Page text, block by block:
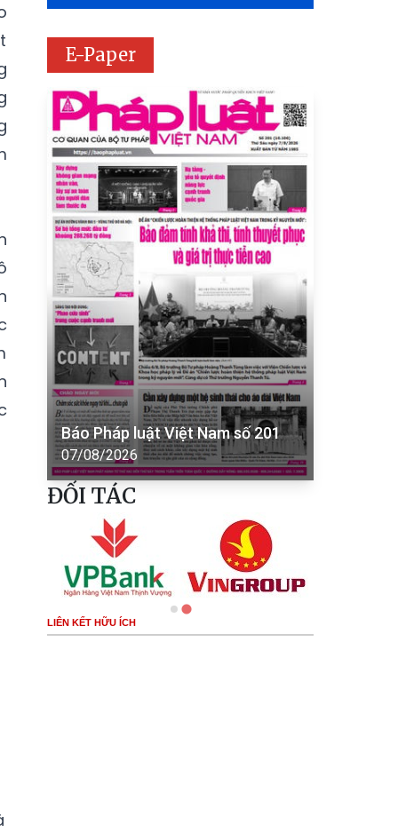
E-Paper
Báo Pháp luật Việt Nam số 201
07/08/2026
ĐỐI TÁC
LIÊN KẾT HỮU ÍCH